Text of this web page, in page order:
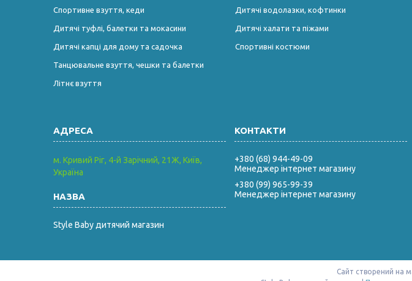
Спортивне взуття, кеди
Дитячі туфлі, балетки та мокасини
Дитячі капці для дому та садочка
Танцювальне взуття, чешки та балетки
Літнє взуття
Дитячі водолазки, кофтинки
Дитячі халати та піжами
Спортивні костюми
м. Кривий Ріг, 4-й Зарічний, 21Ж, Київ,
Україна
Style Baby дитячий магазин
+380 (68) 944-49-09
Менеджер інтернет магазину
+380 (99) 965-99-39
Менеджер інтернет магазину
Сайт створений на